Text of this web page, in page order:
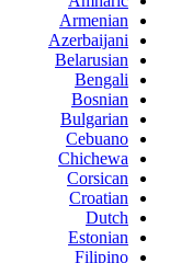
Armenian
Azerbaijani
Belarusian
Bengali
Bosnian
Bulgarian
Cebuano
Chichewa
Corsican
Croatian
Dutch
Estonian
Filipino